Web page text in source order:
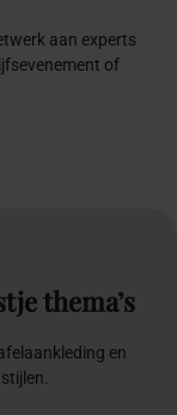
aan experts
of
thema’s
en